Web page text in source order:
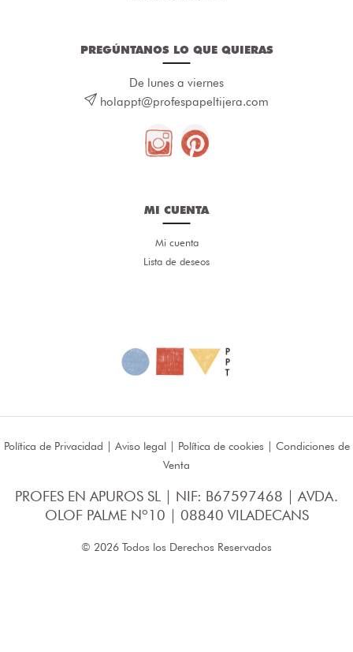
PREGÚNTANOS LO QUE QUIERAS
De lunes a viernes
holappt@profespapeltijera.com
MI CUENTA
Mi cuenta
Lista de deseos
Política de Privacidad | Aviso legal| Política de cookies | Condiciones de
Venta
PROFES EN APUROS SL | NIF: B67597468 | AVDA.
OLOF PALME Nº10 | 08840 VILADECANS
© 2026 Todos los Derechos Reservados